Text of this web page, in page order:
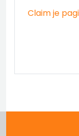
Claim je